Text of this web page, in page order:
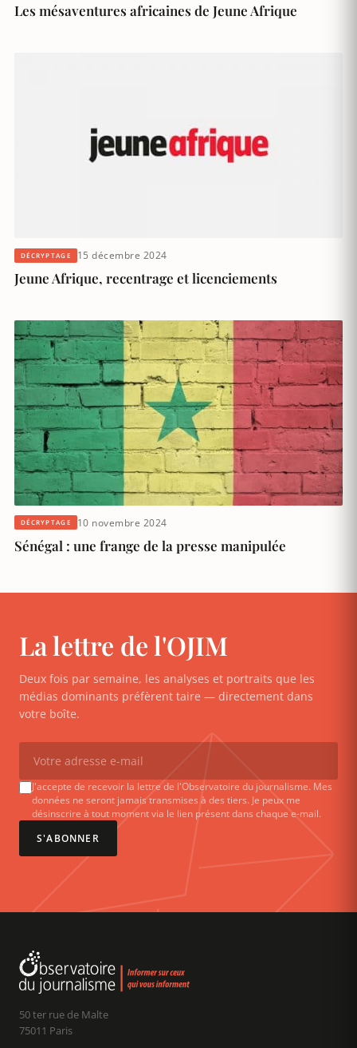
Les mésaventures africaines de Jeune Afrique
DÉCRYPTAGE 15 décembre 2024
Jeune Afrique, recentrage et licenciements
DÉCRYPTAGE 10 novembre 2024
Sénégal : une frange de la presse manipulée
La lettre de l'OJIM
Deux fois par semaine, les analyses et portraits que les
médias dominants préfèrent taire — directement dans
votre boîte.
J'accepte de recevoir la lettre de l'Observatoire du journalisme. Mes
données ne seront jamais transmises à des tiers. Je peux me
désinscrire à tout moment via le lien présent dans chaque e-mail.
S'ABONNER
50 ter rue de Malte
75011 Paris